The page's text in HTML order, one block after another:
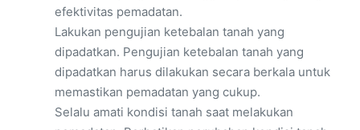
efektivitas pemadatan.
Lakukan pengujian ketebalan tanah yang
dipadatkan. Pengujian ketebalan tanah yang
dipadatkan harus dilakukan secara berkala untuk
memastikan pemadatan yang cukup.
Selalu amati kondisi tanah saat melakukan